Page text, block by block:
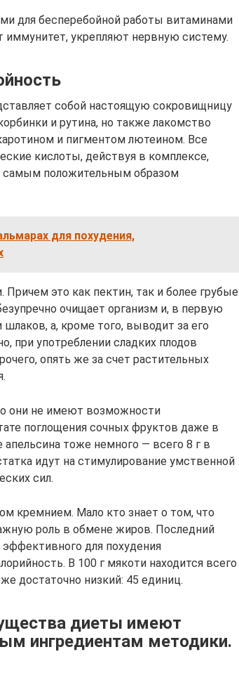
для бесперебойной работы витаминами
укрепляют нервную систему.
собой настоящую сокровищницу
и рутина, но также лакомство
и пигментом лютеином. Все
кислоты, действуя в комплексе,
самым положительным образом
для похудения,
это как пектин, так и более грубые
очищает организм и, в первую
а, кроме того, выводит за его
при употреблении сладких плодов
опять же за счет растительных
они не имеют возможности
поглощения сочных фруктов даже в
тоже немного — всего 8 г в
идут на стимулирование умственной
сил.
кремнием. Мало кто знает о том, что
роль в обмене жиров. Последний
для похудения
В 100 г мякоти находится всего
достаточно низкий: 45 единиц.
диеты имеют
ингредиентам методики.